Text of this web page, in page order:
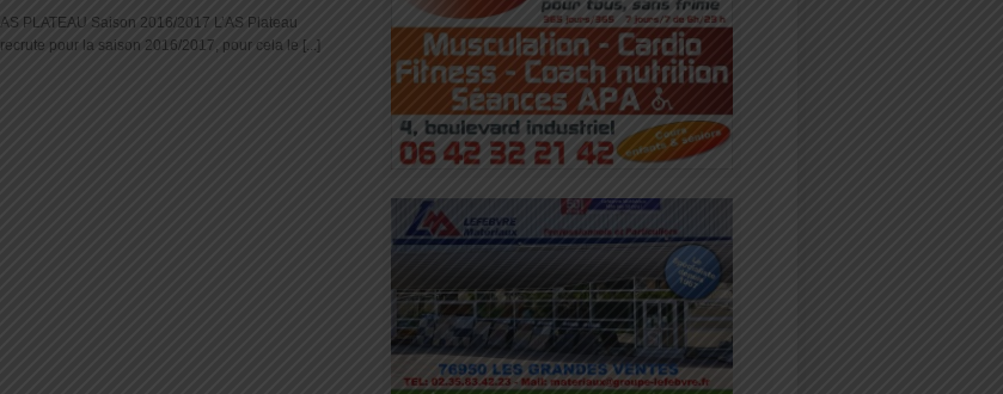
AS PLATEAU Saison 2016/2017 L’AS Plateau
recrute pour la saison 2016/2017, pour cela le [...]